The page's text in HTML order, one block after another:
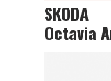
SKODA
Octavia